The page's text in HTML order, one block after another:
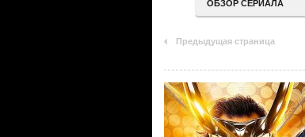
ОБЗОР СЕРИАЛА
Предыдущая страница